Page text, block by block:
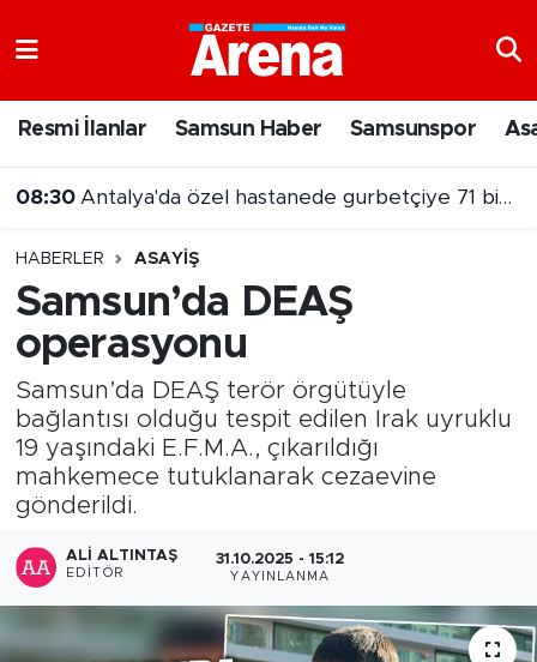
Resmi İlanlar Samsun Haber Samsunspor
08:30 Antalya'da özel hastanede gurbetçiye 71 bin liralık fatura
HABERLER ASAYIŞ
Samsun’da DEAŞ
operasyonu
Samsun’da DEAŞ terör örgütüyle
bağlantısı olduğu tespit edilen Irak uyruklu
19 yaşındaki E.F.M.A., çıkarıldığı
mahkemece tutuklanarak cezaevine
gönderildi.
ALI ALTINTAŞ
EDITÖR
31.10.2025 - 15:12
YAYINLANMA
Samsun Namaz Vakitleri
Trafik Durumu
Süper Lig Puan Durumu ve Fikstür
Tüm Manşetler
Son Dakika Haberleri
Haber Arşivi